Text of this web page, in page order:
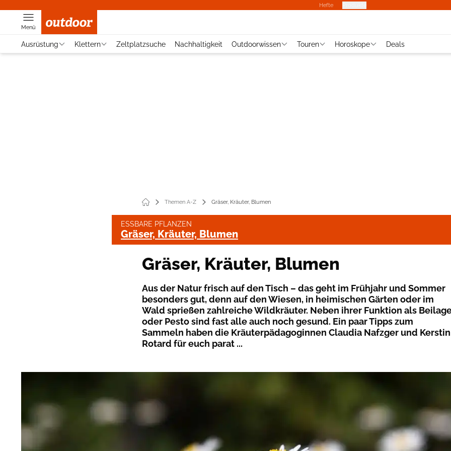
Hefte
Menü
Ausrüstung Klettern Zeltplatzsuche Nachhaltigkeit Outdoorwissen Touren Horoskope Deals
Themen A-Z Gräser, Kräuter, Blumen
ESSBARE PFLANZEN
Gräser, Kräuter, Blumen
Gräser, Kräuter, Blumen
Aus der Natur frisch auf den Tisch – das geht im Frühjahr und Sommer
besonders gut, denn auf den Wiesen, in heimischen Gärten oder im
Wald sprießen zahlreiche Wildkräuter. Neben ihrer Funktion als
oder Pesto sind fast alle auch noch gesund. Ein paar Tipps zum
Sammeln haben die Kräuterpädagoginnen Claudia Nafzger und Kerstin
Rotard für euch parat ...